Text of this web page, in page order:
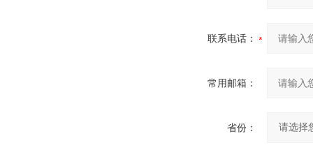
联系电话：
常用邮箱：
省份：